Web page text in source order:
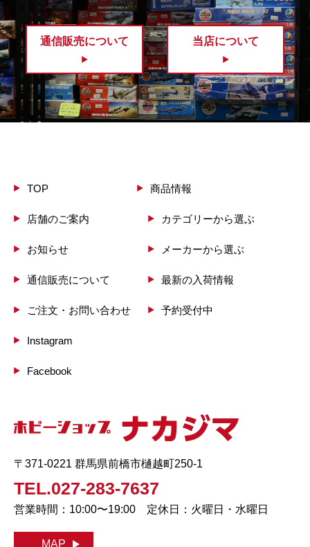
通信販売について 当店について
TOP
店舗のご案内
お知らせ
通信販売について
ご注文・お問い合わせ
Instagram
Facebook
商品情報
カテゴリーから選ぶ
メーカーから選ぶ
最新の入荷情報
予約受付中
〒371-0221 群馬県前橋市樋越町250-1
TEL.027-283-7637
営業時間：10:00〜19:00 定休日：火曜日・水曜日
MAP